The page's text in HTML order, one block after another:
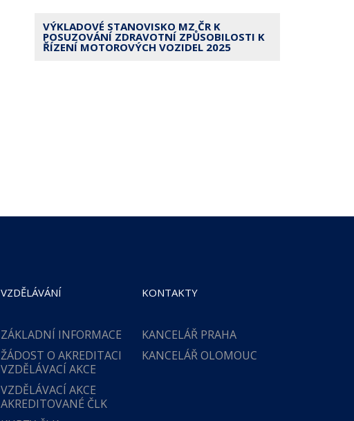
VÝKLADOVÉ STANOVISKO MZ ČR K
POSUZOVÁNÍ ZDRAVOTNÍ ZPŮSOBILOSTI K
ŘÍZENÍ MOTOROVÝCH VOZIDEL 2025
VZDĚLÁVÁNÍ
ZÁKLADNÍ INFORMACE
ŽÁDOST O AKREDITACI
VZDĚLÁVACÍ AKCE
VZDĚLÁVACÍ AKCE
AKREDITOVANÉ ČLK
KONTAKTY
KANCELÁŘ PRAHA
KANCELÁŘ OLOMOUC